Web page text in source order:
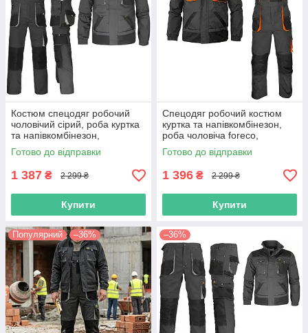
Костюм спецодяг робочий
чоловічий сірий, роба куртка
та напівкомбінезон,
спеціальний захисний,
спецівка польша
Готово до відправки
1 387 ₴ 2 299 ₴
Купити
Спецодяг робочий костюм
куртка та напівкомбінезон,
роба чоловіча foreco,
спецівка польша, reis
Готово до відправки
1 396 ₴ 2 299 ₴
Купити
Популярний –36% –36%